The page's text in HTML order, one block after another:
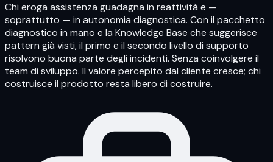
Chi eroga assistenza guadagna in reattività e —
soprattutto — in autonomia diagnostica. Con il pacchetto
diagnostico in mano e la Knowledge Base che suggerisce
pattern già visti, il primo e il secondo livello di supporto
risolvono buona parte degli incidenti. Senza coinvolgere il
team di sviluppo. Il valore percepito dal cliente cresce; chi
costruisce il prodotto resta libero di costruire.